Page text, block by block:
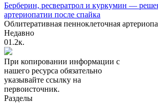
Берберин, ресвератрол и куркумин —
артериопатии после спайка
Облитеративная пенноклеточная
Недавно
01.2к.
При копировании информации с
нашего ресурса обязательно
указывайте ссылку на
первоисточник.
Разделы